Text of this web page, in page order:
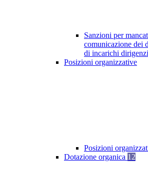
Sanzioni per
comunicazione dei
di incarichi
Posizioni organizzative
Posizioni
Dotazione organica 12